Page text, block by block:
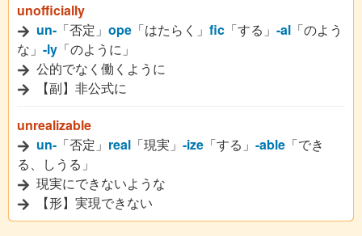
unofficially
un- 「否定」 ope 「はたらく」 fic 「する」 -al 「のよう
な」 -ly 「のように」
公的でなく働くように
【副】非公式に
unrealizable
un- 「否定」 real 「現実」 -ize 「する」 -able 「でき
る、しうる」
現実にできないような
【形】実現できない